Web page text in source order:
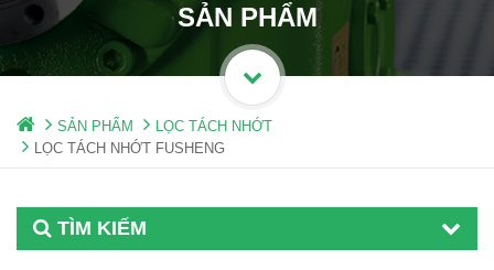
SẢN PHẨM
SẢN PHẨM
LỌC TÁCH NHỚT
LỌC TÁCH NHỚT FUSHENG
TÌM KIẾM